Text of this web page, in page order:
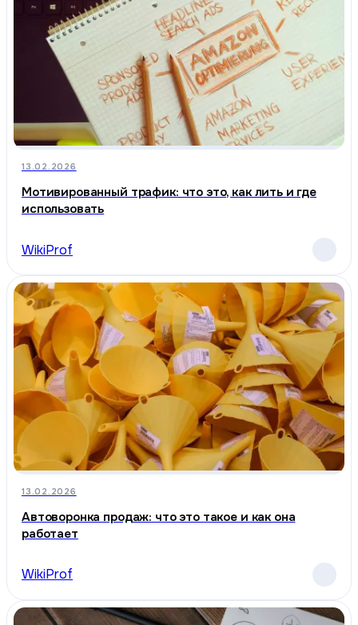
13.02.2026
Мотивированный трафик: что это, как лить и где
использовать
WikiProf
13.02.2026
Автоворонка продаж: что это такое и как она
работает
WikiProf